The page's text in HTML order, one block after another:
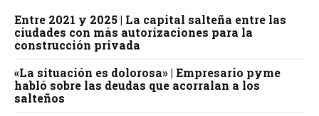
Entre 2021 y 2025 | La capital salteña entre las
ciudades con más autorizaciones para la
construcción privada
«La situación es dolorosa» | Empresario pyme
habló sobre las deudas que acorralan a los
salteños